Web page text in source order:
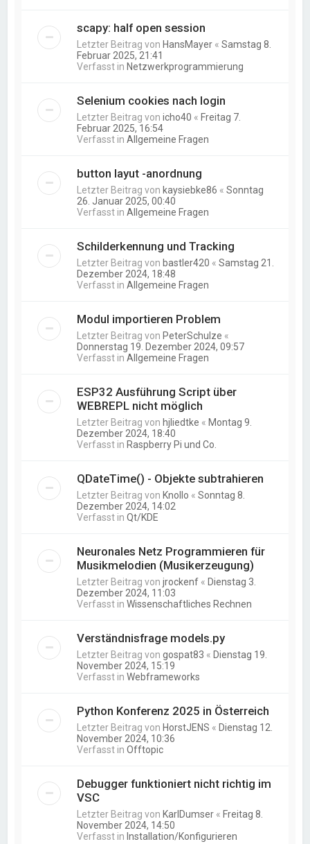
scapy: half open session
Letzter Beitrag von HansMayer «Samstag 8.
Februar 2025, 21:41
Verfasst in Netzwerkprogrammierung
Selenium cookies nach login
Letzter Beitrag vonicho40 « Freitag 7.
Februar 2025, 16:54
Verfasst inAllgemeine Fragen
button layut -anordnung
Letzter Beitrag von kaysiebke86 «Sonntag
26. Januar 2025, 00:40
Verfasst inAllgemeine Fragen
Schilderkennung und Tracking
Letzter Beitrag von bastler420 «Samstag 21.
Dezember 2024, 18:48
Verfasst inAllgemeine Fragen
Modul importieren Problem
Letzter Beitrag von PeterSchulze «
Donnerstag 19. Dezember 2024, 09:57
Verfasst inAllgemeine Fragen
ESP32 Ausführung Script über
WEBREPL nicht möglich
Letzter Beitrag von hjliedtke « Montag 9.
Dezember 2024, 18:40
Verfasst in Raspberry Pi und Co.
QDateTime() - Objekte subtrahieren
Letzter Beitrag von Knollo «Sonntag 8.
Dezember 2024, 14:02
Verfasst inQt/KDE
Neuronales Netz Programmieren für
Musikmelodien (Musikerzeugung)
Letzter Beitrag vonjrockenf « Dienstag 3.
Dezember 2024, 11:03
Verfasst inWissenschaftliches Rechnen
Verständnisfrage models.py
Letzter Beitrag vongospat83 « Dienstag 19.
November 2024, 15:19
Verfasst inWebframeworks
Python Konferenz 2025 in Österreich
Letzter Beitrag von HorstJENS « Dienstag 12.
November 2024, 10:36
Verfasst inOfftopic
Debugger funktioniert nicht richtig im
VSC
Letzter Beitrag von KarlDumser « Freitag 8.
November 2024, 14:50
Verfasst in Installation/Konfigurieren